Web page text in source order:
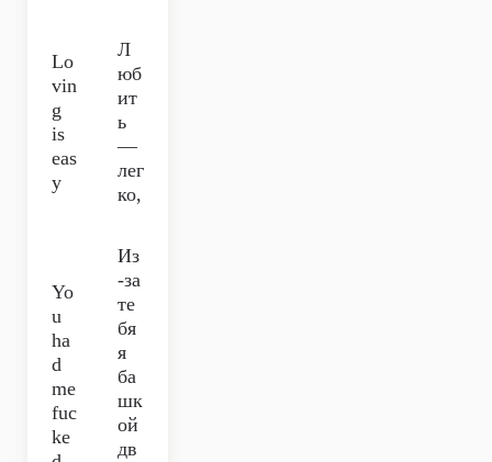
Lo
vin
g
is
eas
y
Л
юб
ит
ь
—
лег
ко,
Yo
u
ha
d
me
fuc
ke
Из
-за
те
бя
я
ба
шк
ой
дв